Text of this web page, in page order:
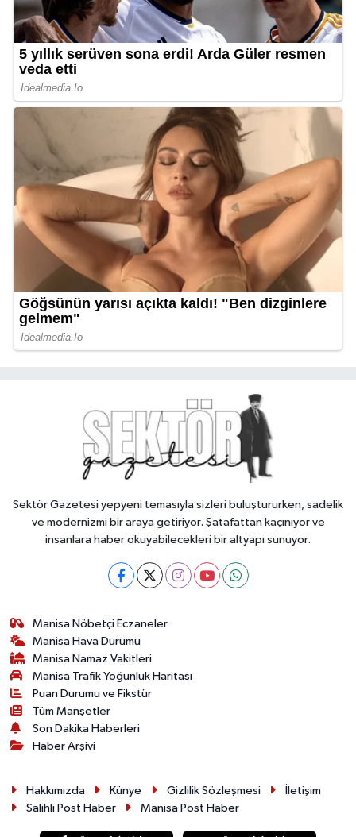
Sektör Gazetesi yepyeni temasıyla sizleri buluştururken, sadelik
ve modernizmi bir araya getiriyor. Şatafattan kaçınıyor ve
insanlara haber okuyabilecekleri bir altyapı sunuyor.
Manisa Nöbetçi Eczaneler
Manisa Hava Durumu
Manisa Namaz Vakitleri
Manisa Trafik Yoğunluk Haritası
Puan Durumu ve Fikstür
Tüm Manşetler
Son Dakika Haberleri
Haber Arşivi
Hakkımızda Künye Gizlilik Sözleşmesi
İletişim
Salihli Post Haber
Manisa Post Haber